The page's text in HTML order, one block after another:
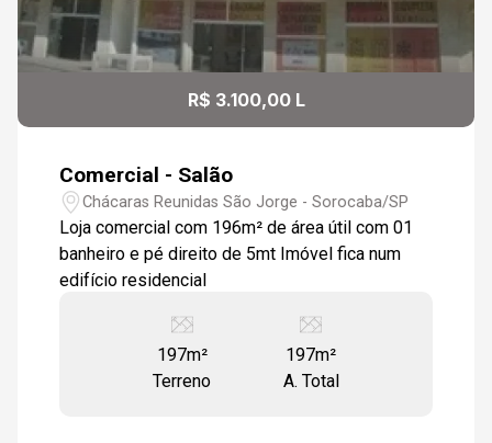
R$ 3.100,00 L
Comercial - Salão
Chácaras Reunidas São Jorge - Sorocaba/SP
Loja comercial com 196m² de área útil com 01
banheiro e pé direito de 5mt Imóvel fica num
edifício residencial
197m²
Terreno
197m²
A. Total